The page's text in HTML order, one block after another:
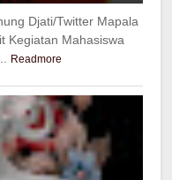
Djati/Twitter Mapala
Kegiatan Mahasiswa
Readmore